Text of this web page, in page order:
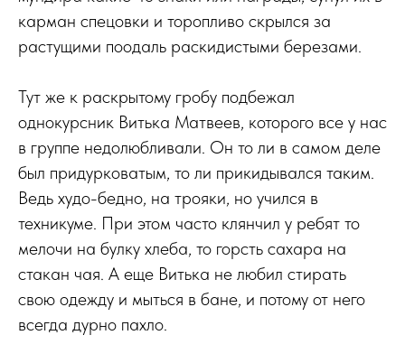
карман спецовки и торопливо скрылся за
растущими поодаль раскидистыми березами.
Тут же к раскрытому гробу подбежал
однокурсник Витька Матвеев, которого все у нас
в группе недолюбливали. Он то ли в самом деле
был придурковатым, то ли прикидывался таким.
Ведь худо-бедно, на трояки, но учился в
техникуме. При этом часто клянчил у ребят то
мелочи на булку хлеба, то горсть сахара на
стакан чая. А еще Витька не любил стирать
свою одежду и мыться в бане, и потому от него
всегда дурно пахло.